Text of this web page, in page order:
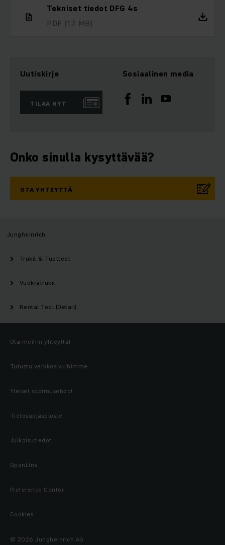
Tekniset tiedot DFG 4s
PDF (1,7 MB)
Uutiskirje
TILAA NYT
Sosiaalinen media
Onko sinulla kysyttävää?
OTA YHTEYTTÄ
Jungheinrich
Trukit & Tuotteet
Vuokratrukit
Rental Tool (Detail)
Ota meihin yhteyttä!
Tutustu verkkosivuihimme
Yleiset sopimusehdot
Tietosuojaseloste
Julkaisutiedot
OpenLine
Preference Center
Cookies
© 2026 Jungheinrich AG